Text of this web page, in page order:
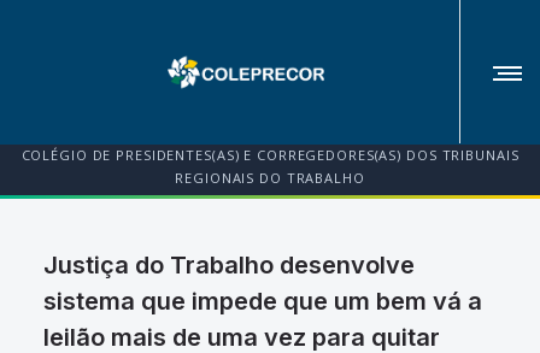
COLÉGIO DE PRESIDENTES(AS) E CORREGEDORES(AS) DOS TRIBUNAIS
REGIONAIS DO TRABALHO
Justiça do Trabalho desenvolve
sistema que impede que um bem vá a
leilão mais de uma vez para quitar